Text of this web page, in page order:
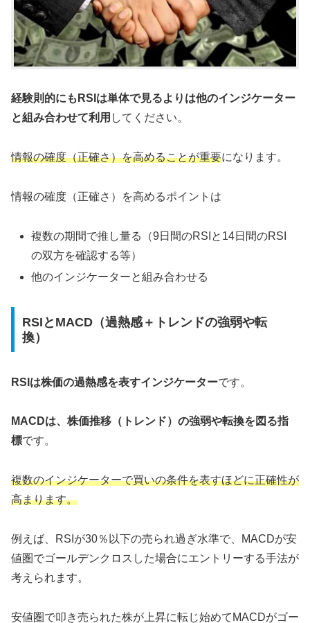
経験則的にもRSIは単体で見るよりは他のインジケーター
と組み合わせて利用 してください。
情報の確度（正確さ）を高めることが重要になります。
情報の確度（正確さ）を高めるポイントは
複数の期間で推し量る（9日間のRSIと14日間のRSI
の双方を確認する等）
他のインジケーターと組み合わせる
RSIとMACD（過熱感＋トレンドの強弱や転
換）
RSIは株価の過熱感を表すインジケーターです。
MACDは、株価推移（トレンド）の強弱や転換を図る指
標です。
複数のインジケーターで買いの条件を表すほどに正確性が
高まります。
例えば、RSIが30％以下の売られ過ぎ水準で、MACDが安
値圏でゴールデンクロスした場合にエントリーする手法が
考えられます。
安値圏で叩き売られた株が上昇に転じ始めてMACDがゴー